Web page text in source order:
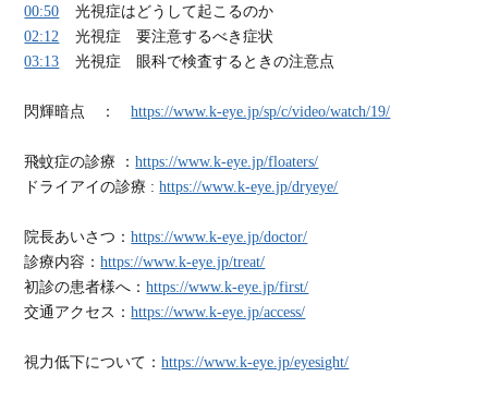
00:50
光視症はどうして起こるのか
02:12
光視症 要注意するべき症状
03:13
光視症 眼科で検査するときの注意点
閃輝暗点 ：https://www.k-eye.jp/sp/c/video/watch/19/
飛蚊症の診療 ：https://www.k-eye.jp/floaters/
ドライアイの診療 :https://www.k-eye.jp/dryeye/
院長あいさつ：https://www.k-eye.jp/doctor/
診療内容：https://www.k-eye.jp/treat/
初診の患者様へ：https://www.k-eye.jp/first/
交通アクセス：https://www.k-eye.jp/access/
視力低下について：https://www.k-eye.jp/eyesight/